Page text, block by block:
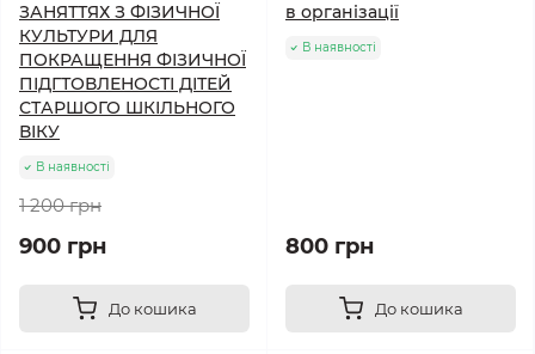
ЗАНЯТТЯХ З ФІЗИЧНОЇ
КУЛЬТУРИ ДЛЯ
ПОКРАЩЕННЯ ФІЗИЧНОЇ
ПІДГТОВЛЕНОСТІ ДІТЕЙ
СТАРШОГО ШКІЛЬНОГО
ВІКУ
В наявності
1 200 грн
900 грн
До кошика
в організації
В наявності
800 грн
До кошика